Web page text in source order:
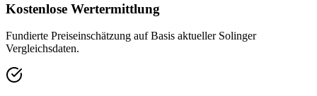
Kostenlose Wertermittlung
Fundierte Preiseinschätzung auf Basis aktueller Solinger
Vergleichsdaten.